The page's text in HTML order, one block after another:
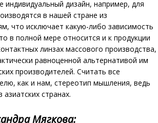
дизайн, например, для
в нашей стране из
что исключает какую-либо зависимость
в полной мере относится и к продукции
линзах массового производства,
равноценной альтернативой им
производителей. Считать все
как и нам, стереотип мышления, ведь
странах.
Мягкова: